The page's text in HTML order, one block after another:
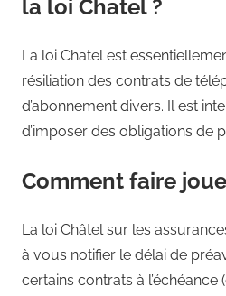
la loi Chatel ?
La loi Chatel est
résiliation des contrats de
d’abonnement divers. Il est
d’imposer des obligations de
Comment faire
La loi Châtel sur les
à vous notifier le délai de
certains contrats à l’échéance